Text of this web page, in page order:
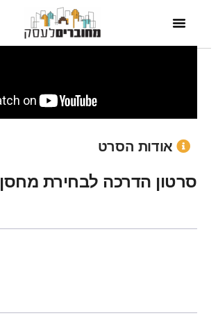
אודות הסרט
סרטון הדרכה לבחירת מחסן